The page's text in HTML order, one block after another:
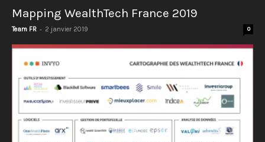
Mapping WealthTech France 2019
Team FR - 2 janvier 2019 0